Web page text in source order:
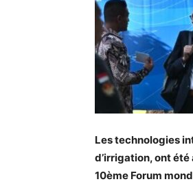
Les technologies
d’irrigation, ont
10ème Forum